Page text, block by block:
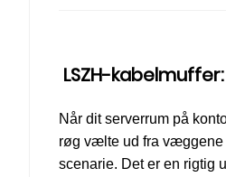
LSZH-
Når dit serverrum på
røg vælte ud fra væggene
scenarie. Det er en rigtig